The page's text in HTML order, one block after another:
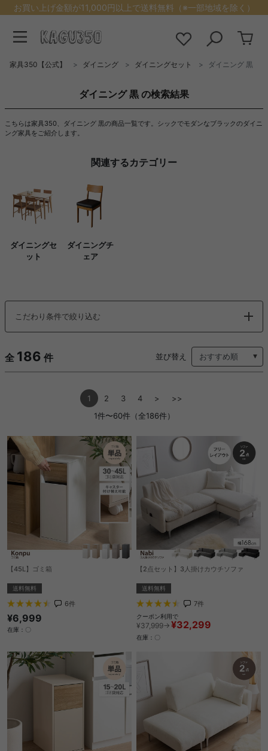
お買い上げ金額が11,000円以上で送料無料（※一部地域を除く）
家具350【公式】 ダイニング ダイニングセット ダイニング 黒
ダイニング 黒 の検索結果
こちらは家具350、ダイニング 黒の商品一覧です。シックでモダンなブラックのダイニ
ング家具をご紹介します。
関連するカテゴリー
ダイニングセ
ット
ダイニングチ
ェア
こだわり条件で絞り込む
全 186 件 並び替え
1 2 3 4 >
>>
1件〜60件（全186件）
【45L】ゴミ箱
送料無料
6件
¥6,999
在庫：〇
【2点セット】3人掛けカウチソファ
送料無料
7件
クーポン利用で
¥37,999→ ¥32,299
在庫：〇